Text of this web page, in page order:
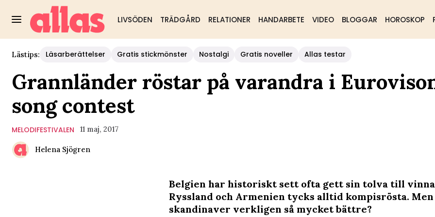
LIVSÖDEN TRÄDGÅRD RELATIONER HANDARBETE VIDEO BLOGGAR HOROSKOP
Lästips: Läsarberättelser Gratis stickmönster Nostalgi Gratis noveller Allas testar
Grannländer röstar på varandra i
song contest
MELODIFESTIVALEN 11 maj, 2017
Helena Sjögren
Belgien har historiskt sett ofta gett sin tolva till
Ryssland och Armenien tycks alltid kompisrösta.
skandinaver verkligen så mycket bättre?